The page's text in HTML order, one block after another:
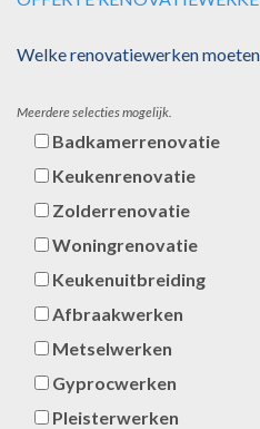
Welke renovatiewerken
Meerdere selecties mogelijk.
Badkamerrenovatie
Keukenrenovatie
Zolderrenovatie
Woningrenovatie
Keukenuitbreiding
Afbraakwerken
Metselwerken
Gyprocwerken
Pleisterwerken